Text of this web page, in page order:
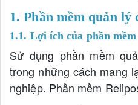
1. Phần mềm quản lý
1.1. Lợi ích của phần
Sử dụng phần mềm
trong những cách mang
nghiệp. Phần mềm